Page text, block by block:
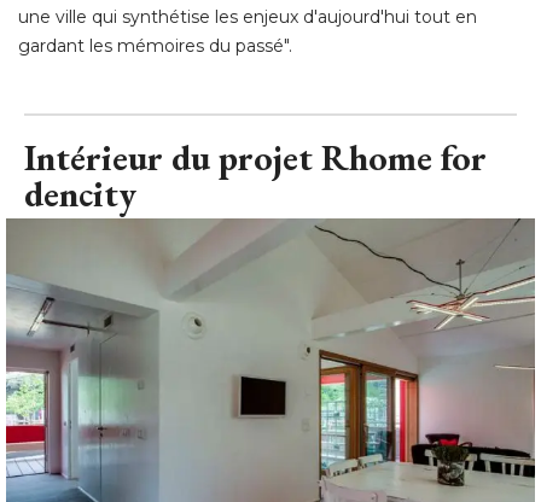
une ville qui synthétise les enjeux d'aujourd'hui tout en
gardant les mémoires du passé".
Intérieur du projet Rhome for
dencity